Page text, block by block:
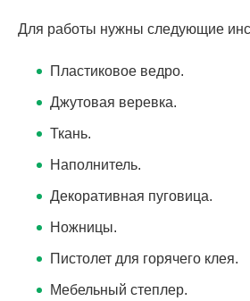
Для работы нужны следующие
Пластиковое ведро.
Джутовая веревка.
Ткань.
Наполнитель.
Декоративная пуговица.
Ножницы.
Пистолет для горячего клея.
Мебельный степлер.